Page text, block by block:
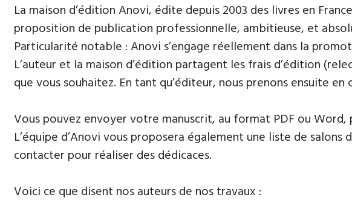
La maison d’édition Anovi, édite depuis 2003 des livres en
proposition de publication professionnelle, ambitieuse, et
Particularité notable : Anovi s’engage réellement dans la
L’auteur et la maison d’édition partagent les frais d’édition
que vous souhaitez. En tant qu’éditeur, nous prenons ensuite
Vous pouvez envoyer votre manuscrit, au format PDF ou
L’équipe d’Anovi vous proposera également une liste de
contacter pour réaliser des dédicaces.
Voici ce que disent nos auteurs de nos travaux :